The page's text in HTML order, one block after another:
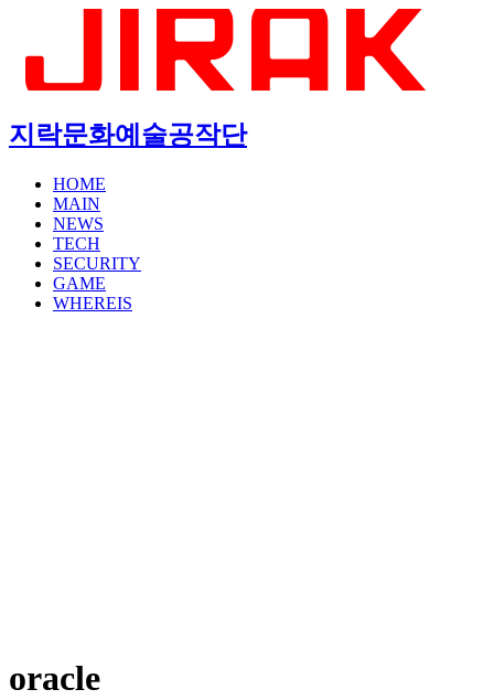
지락문화예술공작단
HOME
MAIN
NEWS
TECH
SECURITY
GAME
WHEREIS
oracle